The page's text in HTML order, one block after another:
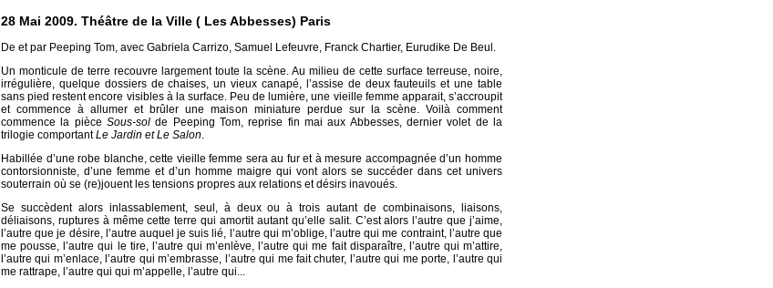
28 Mai 2009. Théâtre de la Ville ( Les Abbesses) Paris
De et par Peeping Tom, avec Gabriela Carrizo, Samuel Lefeuvre, Franck Chartier, Eurudike De Beul.
Un monticule de terre recouvre largement toute la scène. Au milieu de cette surface terreuse, noire,
irrégulière, quelque dossiers de chaises, un vieux canapé, l’assise de deux fauteuils et une table
sans pied restent encore visibles à la surface. Peu de lumière, une vieille femme apparait, s’accroupit
et commence à allumer et brûler une maison miniature perdue sur la scène. Voilà comment
commence la pièce Sous-sol de Peeping Tom, reprise fin mai aux Abbesses, dernier volet de la
trilogie comportantLe Jardin et Le Salon.
Habillée d’une robe blanche, cette vieille femme sera au fur et à mesure accompagnée d’un homme
contorsionniste, d’une femme et d’un homme maigre qui vont alors se succéder dans cet univers
souterrain où se (re)jouent les tensions propres aux relations et désirs inavoués.
Se succèdent alors inlassablement, seul, à deux ou à trois autant de combinaisons, liaisons,
déliaisons, ruptures à même cette terre qui amortit autant qu’elle salit. C’est alors l’autre que j’aime,
l’autre que je désire, l’autre auquel je suis lié, l’autre qui m’oblige, l’autre qui me contraint, l’autre que
me pousse, l’autre qui le tire, l’autre qui m’enlève, l’autre qui me fait disparaître, l’autre qui m’attire,
l’autre qui m’enlace, l’autre qui m’embrasse, l’autre qui me fait chuter, l’autre qui me porte, l’autre qui
me rattrape, l’autre qui qui m’appelle, l’autre qui...